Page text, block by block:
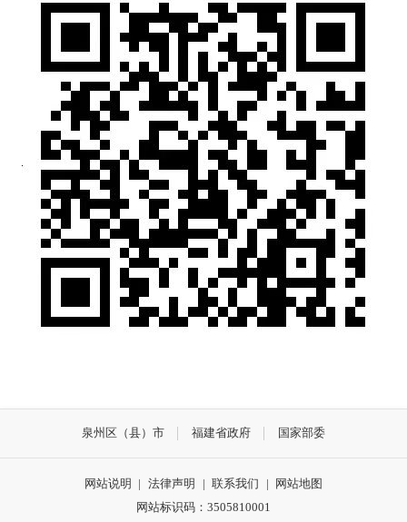
泉州区（县）市 福建省政府 国家部委
网站说明 | 法律声明 | 联系我们 | 网站地图
网站标识码：3505810001